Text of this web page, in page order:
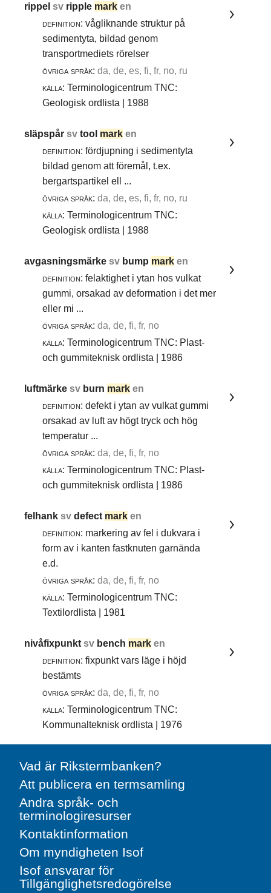
rippelsv ripple mark en
definition: vågliknande struktur på
sedimentyta, bildad genom
transportmediets rörelser
övriga språk: da, de, es, fi, fr, no, ru
källa: Terminologicentrum TNC:
Geologisk ordlista | 1988
släpspårsvtool mark en
definition: fördjupning i sedimentyta
bildad genom att föremål, t.ex.
bergartspartikel ell ...
övriga språk: da, de, es, fi, fr, no, ru
källa: Terminologicentrum TNC:
Geologisk ordlista | 1988
avgasningsmärkesv bump mark en
definition: felaktighet i ytan hos vulkat
gummi, orsakad av deformation i det mer
eller mi ...
övriga språk: da, de, fi, fr, no
källa: Terminologicentrum TNC: Plast-
och gummiteknisk ordlista | 1986
luftmärkesv burn mark en
definition: defekt i ytan av vulkat gummi
orsakad av luft av högt tryck och hög
temperatur ...
övriga språk: da, de, fi, fr, no
källa: Terminologicentrum TNC: Plast-
och gummiteknisk ordlista | 1986
felhanksvdefect mark en
definition: markering av fel i dukvara i
form av i kanten fastknuten garnända
e.d.
övriga språk: da, de, fi, fr, no
källa: Terminologicentrum TNC:
Textilordlista | 1981
nivåfixpunktsv bench mark en
definition: fixpunkt vars läge i höjd
bestämts
övriga språk: da, de, fi, fr, no
källa: Terminologicentrum TNC:
Kommunalteknisk ordlista | 1976
Vad är Rikstermbanken?
Att publicera en termsamling
Andra språk- och
terminologiresurser
Kontaktinformation
Om myndigheten Isof
Isof ansvarar för
Tillgänglighetsredogörelse